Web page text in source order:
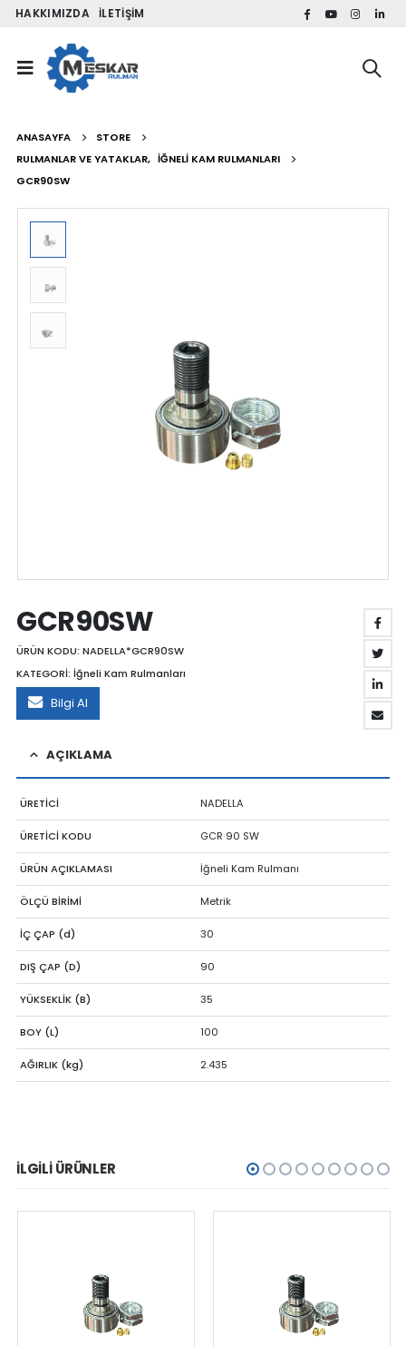
HAKKIMIZDA İLETIŞIM
ANASAYFA
STORE
RULMANLAR VE YATAKLAR, İĞNELI KAM RULMANLARI
GCR90SW
GCR90SW
ÜRÜN KODU: NADELLA*GCR90SW
KATEGORİ: İğneli Kam Rulmanları
Bilgi Al
AÇIKLAMA
ÜRETİCİ NADELLA
ÜRETİCİ KODU GCR 90 SW
ÜRÜN AÇIKLAMASI İğneli Kam Rulmanı
ÖLÇÜ BİRİMİ Metrik
İÇ ÇAP (d) 30
DIŞ ÇAP (D) 90
YÜKSEKLİK (B) 35
BOY (L) 100
AĞIRLIK (kg) 2.435
İLGILI ÜRÜNLER